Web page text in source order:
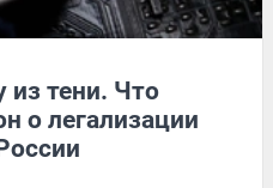
из тени. Что
о легализации